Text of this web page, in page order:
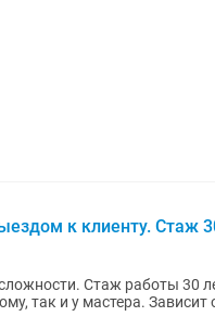
к клиенту. Стаж
Стаж работы 30
так и у мастера.